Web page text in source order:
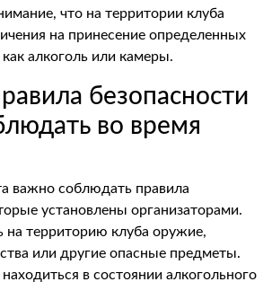
что на территории клуба
на принесение определенных
алкоголь или камеры.
безопасности
во время
важно соблюдать правила
установлены организаторами.
на территорию клуба оружие,
или другие опасные предметы.
в состоянии алкогольного